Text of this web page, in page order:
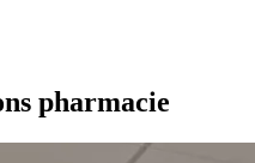
pharmacie